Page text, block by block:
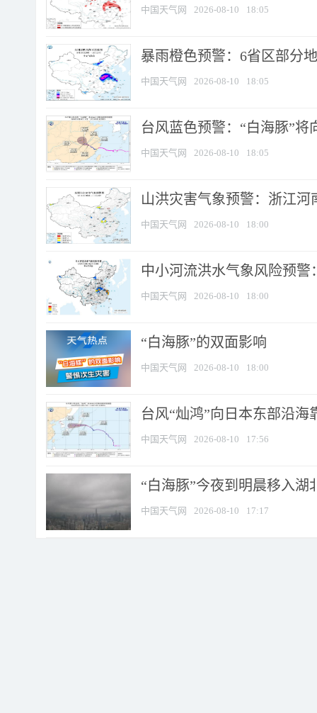
中国天气网 2026-08-10 18:05
暴雨橙色预警：6省区部分
中国天气网 2026-08-10 18:05
台风蓝色预警：“白海豚”
中国天气网 2026-08-10 18:05
山洪灾害气象预警：浙江
中国天气网 2026-08-10 18:00
中小河流洪水气象风险预
中国天气网 2026-08-10 18:00
​“白海豚”的双面影响
中国天气网 2026-08-10 18:00
台风“灿鸿”向日本东部沿海
中国天气网 2026-08-10 17:56
“白海豚”今夜到明晨移入湖
中国天气网 2026-08-10 17:17